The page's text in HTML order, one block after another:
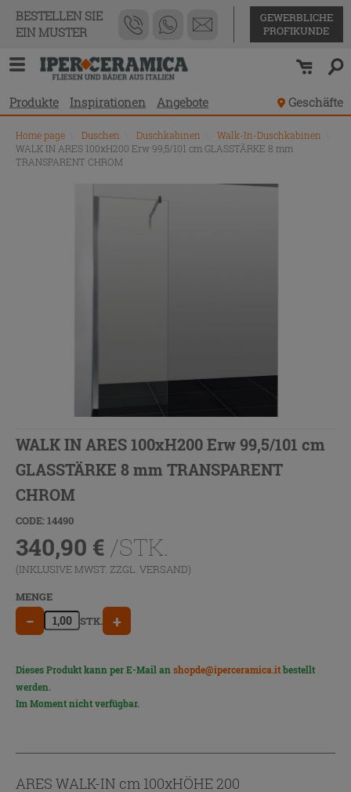
BESTELLEN SIE
EIN MUSTER
GEWERBLICHE
PROFIKUNDE
Produkte Inspirationen Angebote Geschäfte
Home page Duschen Duschkabinen Walk-In-Duschkabinen
WALK IN ARES 100xH200 Erw 99,5/101 cm GLASSTÄRKE 8 mm
TRANSPARENT CHROM
WALK IN ARES 100xH200 Erw 99,5/101 cm
GLASSTÄRKE 8 mm TRANSPARENT
CHROM
CODE: 14490
340,90 € /STK.
(INKLUSIVE MWST. ZZGL. VERSAND)
MENGE
− STK. +
Dieses Produkt kann per E-Mail anshopde@iperceramica.itbestellt
werden.
Im Moment nicht verfügbar.
ARES WALK-IN cm 100xHÖHE 200